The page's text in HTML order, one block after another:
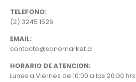
TELEFONO:
(2) 3245 1526
EMAIL:
contacto@sanomarket.cl
HORARIO DE ATENCION:
Lunes a Viernes de 10:00 a las 20:00 hrs.